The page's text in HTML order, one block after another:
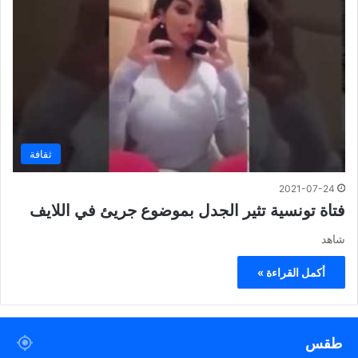
ثقافة
2021-07-24
فتاة تونسية تثير الجدل بموضوع جريئ في اللايف
شاهد
أكمل القراءة »
طقس